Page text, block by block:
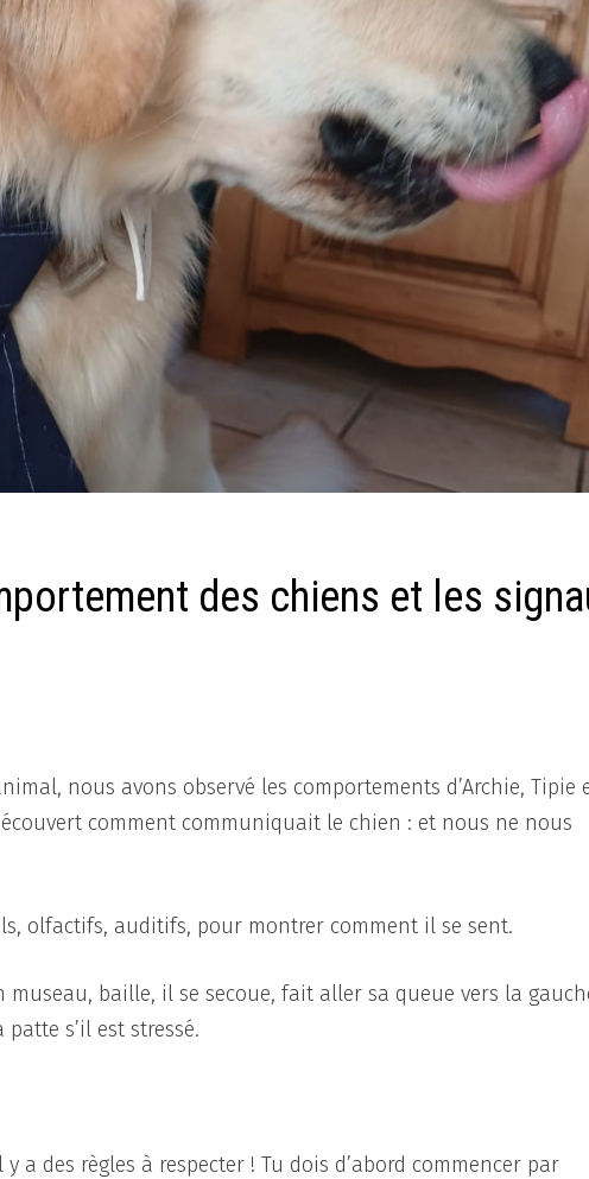
des chiens et les
nous avons observé les comportements d’Archie, Tipie
comment communiquait le chien : et nous ne nous
olfactifs, auditifs, pour montrer comment il se sent.
museau, baille, il se secoue, fait aller sa queue vers la
s’il est stressé.
des règles à respecter ! Tu dois d’abord commencer par